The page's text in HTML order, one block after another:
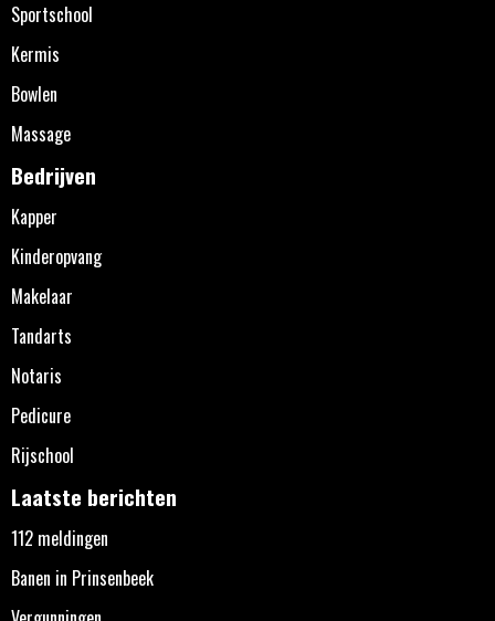
Sportschool
Kermis
Bowlen
Massage
Bedrijven
Kapper
Kinderopvang
Makelaar
Tandarts
Notaris
Pedicure
Rijschool
Laatste berichten
112 meldingen
Banen in Prinsenbeek